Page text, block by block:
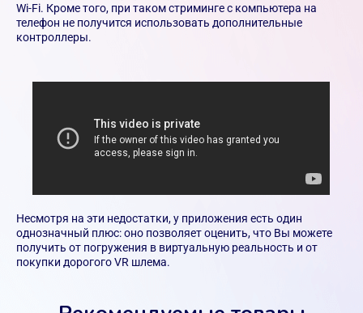
Wi-Fi. Кроме того, при таком стриминге с компьютера на
телефон не получится использовать дополнительные
контроллеры.
Несмотря на эти недостатки, у приложения есть один
однозначный плюс: оно позволяет оценить, что Вы можете
получить от погружения в виртуальную реальность и от
покупки дорогого VR шлема.